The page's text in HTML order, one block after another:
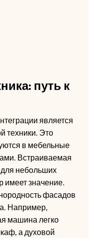
путь к
является
техники. Это
в мебельные
Встраиваемая
для небольших
имеет значение.
фасадов
Например,
машина легко
а духовой